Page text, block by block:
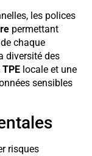
les polices
permettant
chaque
diversité des
TPE locale et une
sensibles
risques